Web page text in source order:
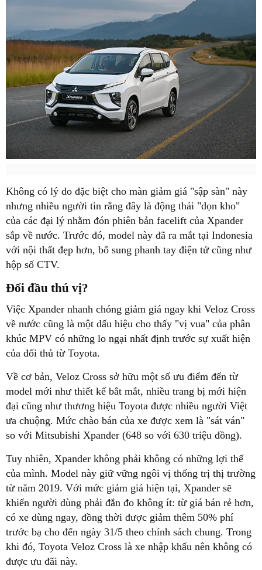
Không có lý do đặc biệt cho màn giảm giá "sập sàn" này
nhưng nhiều người tin rằng đây là động thái "dọn kho"
của các đại lý nhằm đón phiên bản facelift của Xpander
sắp về nước. Trước đó, model này đã ra mắt tại Indonesia
với nội thất đẹp hơn, bổ sung phanh tay điện tử cũng như
hộp số CTV.
Đối đầu thú vị?
Việc Xpander nhanh chóng giảm giá ngay khi Veloz Cross
về nước cũng là một dấu hiệu cho thấy "vị vua" của phân
khúc MPV có những lo ngại nhất định trước sự xuất hiện
của đối thủ từ Toyota.
Về cơ bản, Veloz Cross sở hữu một số ưu điểm đến từ
model mới như thiết kế bắt mắt, nhiều trang bị mới hiện
đại cũng như thương hiệu Toyota được nhiều người Việt
ưa chuộng. Mức chào bán của xe được xem là "sát ván"
so với Mitsubishi Xpander (648 so với 630 triệu đồng).
Tuy nhiên, Xpander không phải không có những lợi thế
của mình. Model này giữ vững ngôi vị thống trị thị trường
từ năm 2019. Với mức giảm giá hiện tại, Xpander sẽ
khiến người dùng phải đắn đo không ít: từ giá bán rẻ hơn,
có xe dùng ngay, đồng thời được giảm thêm 50% phí
trước bạ cho đến ngày 31/5 theo chính sách chung. Trong
khi đó, Toyota Veloz Cross là xe nhập khẩu nên không có
được ưu đãi này.